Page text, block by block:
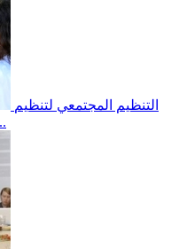
التنظيم المجتمعي لتنظيم
المجتمع